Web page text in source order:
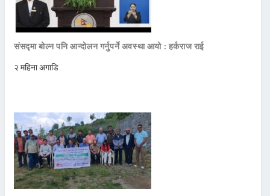
संसद्मा बोल्न पनि आन्दोलन गर्नुपर्ने अवस्था आयो : हर्कराज राई
२ महिना अगाडि